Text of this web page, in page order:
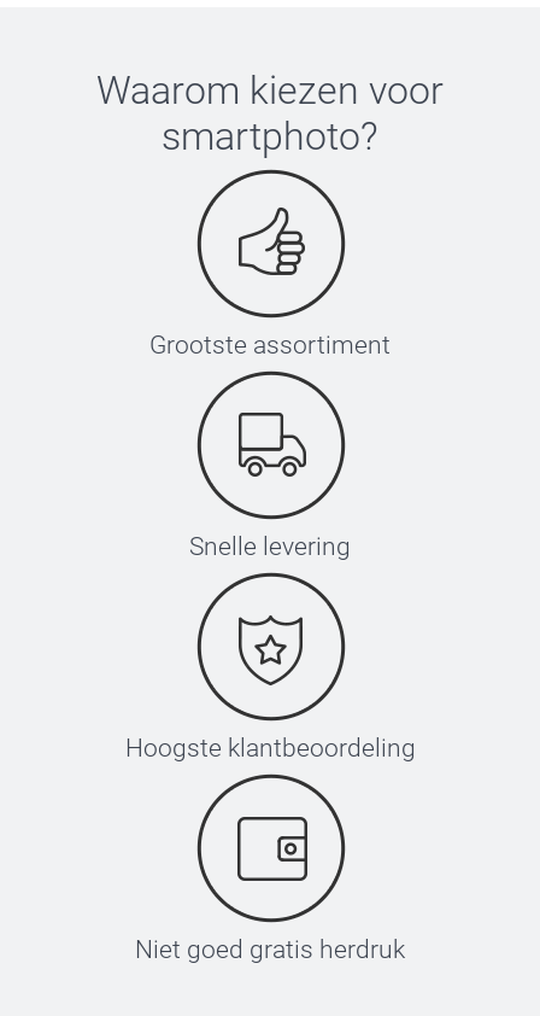
Waarom kiezen voor
smartphoto?
Grootste assortiment
Snelle levering
Hoogste klantbeoordeling
Niet goed gratis herdruk